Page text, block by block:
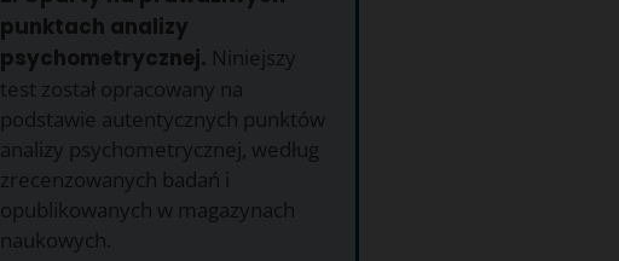
punktach analizy
psychometrycznej. Niniejszy
test został opracowany na
podstawie autentycznych punktów
analizy psychometrycznej, według
zrecenzowanych badań i
opublikowanych w magazynach
naukowych.